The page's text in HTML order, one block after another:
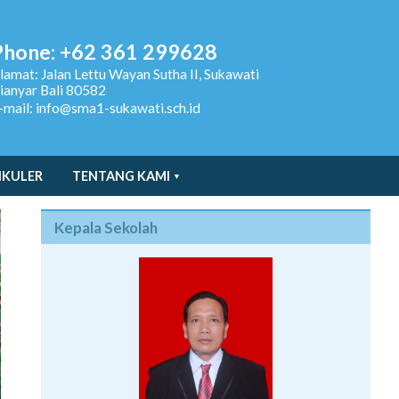
+62 361 299628
Jalan Lettu Wayan Sutha II, Sukawati
Bali 80582
mail: info@sma1-sukawati.sch.id
TENTANG KAMI
Kepala Sekolah